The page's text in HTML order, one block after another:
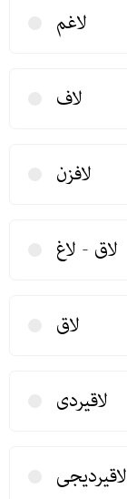
لاغم
لاف
لافزن
لاق - لاغ
لاق
لاقیردی
لاقیردیجی